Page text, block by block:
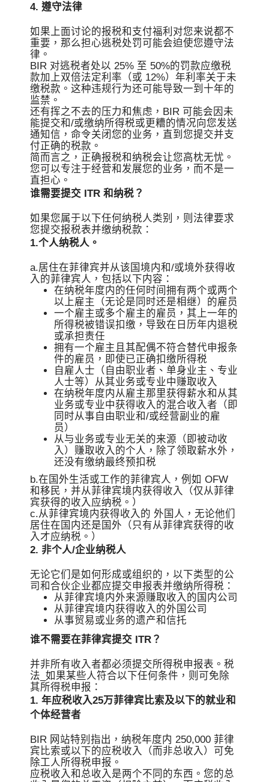
4. 遵守法律
如果上面讨论的报税和支付福利对您来说都不
重要，那么担心逃税处罚可能会迫使您遵守法
律。
BIR 对逃税者处以 25% 至 50%的罚款应缴税
款加上双倍法定利率（或 12%）年利率关于未
缴税款。这种违规行为还可能导致一到十年的
监禁。
还有挥之不去的压力和焦虑，BIR 可能会因未
能提交和/或缴纳所得税或更糟的情况向您发送
通知信，命令关闭您的业务，直到您提交并支
付正确的税款。
简而言之，正确报税和纳税会让您高枕无忧。
您可以专注于经营和发展您的业务，而不是一
直担心。
谁需要提交 ITR 和纳税？
如果您属于以下任何纳税人类别，则法律要求
您提交报税表并缴纳税款：
1.个人纳税人。
a.居住在菲律宾并从该国境内和/或境外获得收
入的菲律宾人，包括以下内容：
在纳税年度内的任何时间拥有两个或两个
以上雇主（无论是同时还是相继）的雇员
一个雇主或多个雇主的雇员，其上一年的
所得税被错误扣缴，导致在日历年内退税
或承担责任
拥有一个雇主且其配偶不符合替代申报条
件的雇员，即使已正确扣缴所得税
自雇人士（自由职业者、单身业主、专业
人士等）从其业务或专业中赚取收入
在纳税年度内从雇主那里获得薪水和从其
业务或专业中获得收入的混合收入者（即
同时从事自由职业和/或经营副业的雇
员）
从与业务或专业无关的来源（即被动收
入）赚取收入的个人，除了领取薪水外，
还没有缴纳最终预扣税
b.在国外生活或工作的菲律宾人，例如 OFW
和移民，并从菲律宾境内获得收入（仅从菲律
宾获得的收入应纳税。）
c.从菲律宾境内获得收入的 外国人，无论他们
居住在国内还是国外（只有从菲律宾获得的收
入才应纳税。）
2. 非个人/企业纳税人
无论它们是如何形成或组织的，以下类型的公
司和合伙企业都应提交申报表并缴纳所得税：
从菲律宾境内外来源赚取收入的国内公司
从菲律宾境内获得收入的外国公司
从事贸易或业务的遗产和信托
谁不需要在菲律宾提交 ITR？
并非所有收入者都必须提交所得税申报表。税
法_如果某些人符合以下任何条件，则可免除
其所得税申报：
1. 年应税收入25万菲律宾比索及以下的就业和
个体经营者
BIR 网站特别指出，纳税年度内 250,000 菲律
宾比索或以下的应税收入（而非总收入）可免
除工人所得税申报。
应税收入和总收入是两个不同的东西。您的总